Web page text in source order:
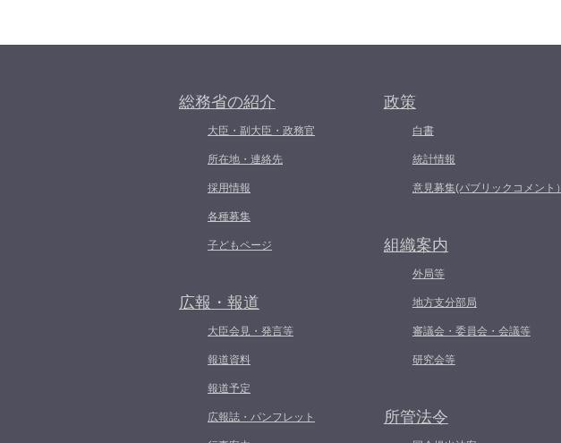
総務省の紹介
大臣・副大臣・政務官
所在地・連絡先
採用情報
各種募集
子どもページ
広報・報道
大臣会見・発言等
報道資料
報道予定
広報誌・パンフレット
政策
白書
統計情報
意見募集(パブリックコメント）
組織案内
外局等
地方支分部局
審議会・委員会・会議等
研究会等
所管法令